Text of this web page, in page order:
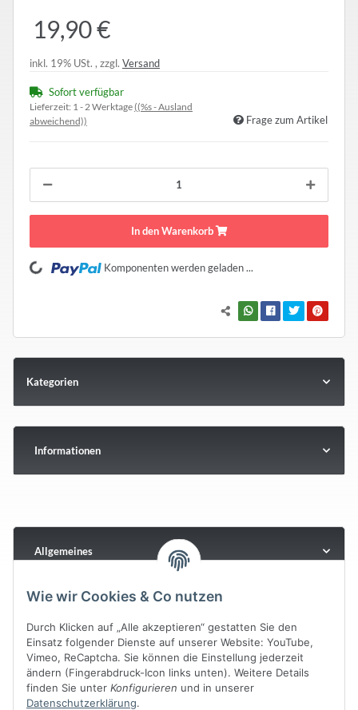
19,90 €
inkl. 19% USt. , zzgl. Versand
Sofort verfügbar
Lieferzeit: 1 - 2 Werktage((%s - Ausland
abweichend))
Frage zum Artikel
In den Warenkorb
Loading... Komponenten werden geladen ...
Kategorien
Informationen
Allgemeines
Wie wir Cookies & Co nutzen
Durch Klicken auf „Alle akzeptieren“ gestatten Sie den
Einsatz folgender Dienste auf unserer Website: YouTube,
Vimeo, ReCaptcha. Sie können die Einstellung jederzeit
ändern (Fingerabdruck-Icon links unten). Weitere Details
finden Sie unter Konfigurieren und in unserer
Datenschutzerklärung.